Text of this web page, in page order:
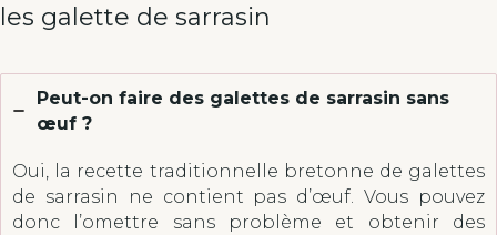
les galette de sarrasin
Peut-on faire des galettes de sarrasin sans
œuf ?
Oui, la recette traditionnelle bretonne de galettes
de sarrasin ne contient pas d’œuf. Vous pouvez
donc l’omettre sans problème et obtenir des